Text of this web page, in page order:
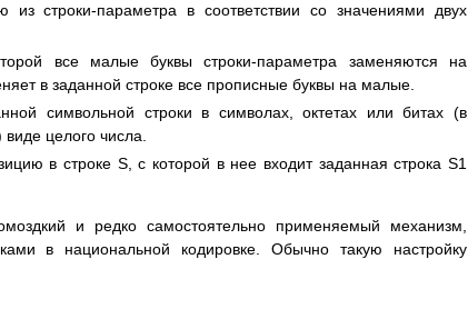
строки-параметра в соответствии со значениями двух
все малые буквы строки-параметра заменяются на
в заданной строке все прописные буквы на малые.
символьной строки в символах, октетах или битах (в
целого числа.
в строке S, с которой в нее входит заданная строка S1
и редко самостоятельно применяемый механизм,
в национальной кодировке. Обычно такую настройку